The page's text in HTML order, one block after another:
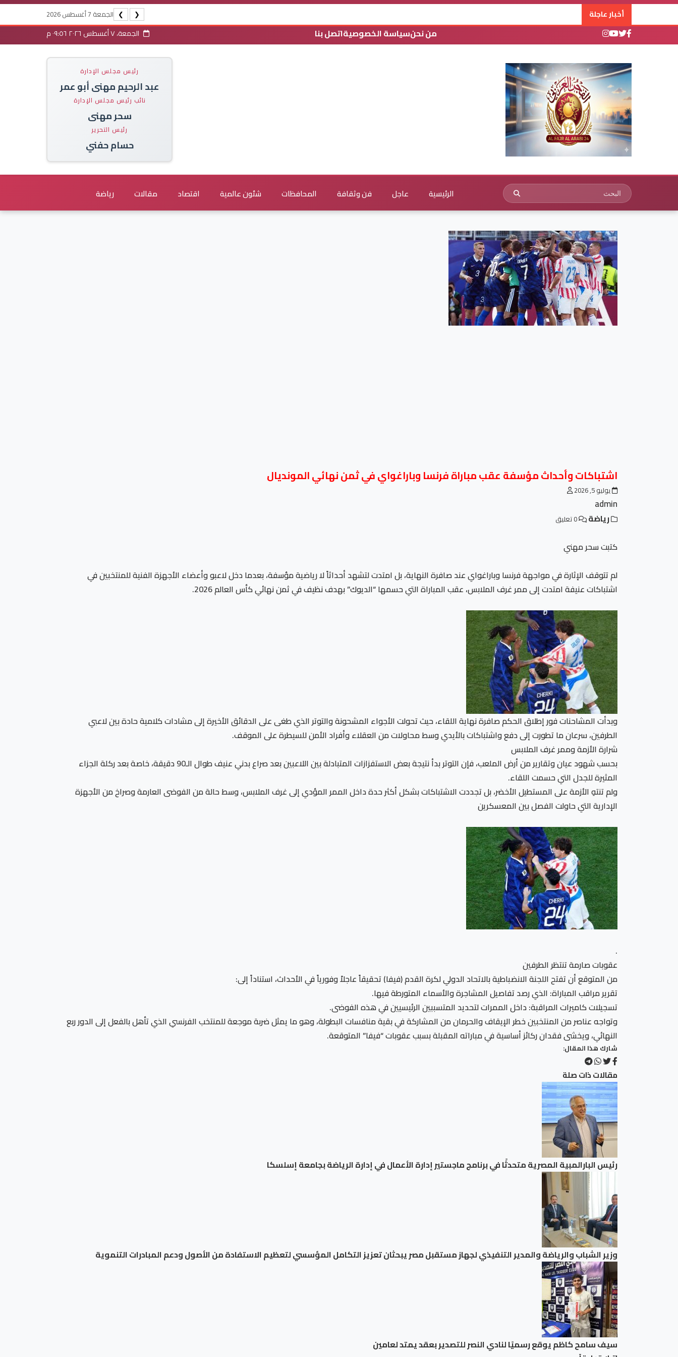
أخبار عاجلة ❮
❯ الجمعة 7 أغسطس 2026
من نحنسياسة الخصوصيةاتصل بنا الجمعة، ٧ أغسطس ٢٠٢٦ ٠٩:٥٦ م
رئيس مجلس الإدارة
عبد الرحيم مهنى أبو عمر
نائب رئيس مجلس الإدارة
سحر مهنى
رئيس التحرير
حسام حفني
الرئيسية عاجل فن وثقافة المحافظات شئون عالمية اقتصاد مقالات رياضة
اشتباكات وأحداث مؤسفة عقب مباراة فرنسا وباراغواي في ثمن نهائي المونديال
يوليو 5, 2026
admin
رياضة
كتبت سحر مهني
لم تتوقف الإثارة في مواجهة فرنسا وباراغواي عند صافرة النهاية، بل امتدت لتشهد أحداثاً لا رياضية مؤسفة، بعدما دخل لاعبو وأعضاء الأجهزة الفنية للمنتخبين في
اشتباكات عنيفة امتدت إلى ممر غرف الملابس، عقب المباراة التي حسمها “الديوك” بهدف نظيف في ثمن نهائي كأس العالم 2026.
وبدأت المشاحنات فور إطلاق الحكم صافرة نهاية اللقاء، حيث تحولت الأجواء المشحونة والتوتر الذي طغى على الدقائق الأخيرة إلى مشادات كلامية حادة بين لاعبي
الطرفين، سرعان ما تطورت إلى دفع واشتباكات بالأيدي وسط محاولات من العقلاء وأفراد الأمن للسيطرة على الموقف.
شرارة الأزمة وممر غرف الملابس
بحسب شهود عيان وتقارير من أرض الملعب، فإن التوتر بدأ نتيجة بعض الاستفزازات المتبادلة بين اللاعبين بعد صراع بدني عنيف طوال الـ90 دقيقة، خاصة بعد ركلة الجزاء
المثيرة للجدل التي حسمت اللقاء.
ولم تنتهِ الأزمة على المستطيل الأخضر، بل تجددت الاشتباكات بشكل أكثر حدة داخل الممر المؤدي إلى غرف الملابس، وسط حالة من الفوضى العارمة وصراخ من الأجهزة
الإدارية التي حاولت الفصل بين المعسكرين
.
عقوبات صارمة تنتظر الطرفين
من المتوقع أن تفتح اللجنة الانضباطية بالاتحاد الدولي لكرة القدم (فيفا) تحقيقاً عاجلاً وفورياً في الأحداث، استناداً إلى:
تقرير مراقب المباراة: الذي رصد تفاصيل المشاجرة والأسماء المتورطة فيها.
تسجيلات كاميرات المراقبة: داخل الممرات لتحديد المتسببين الرئيسيين في هذه الفوضى.
وتواجه عناصر من المنتخبين خطر الإيقاف والحرمان من المشاركة في بقية منافسات البطولة، وهو ما يمثل ضربة موجعة للمنتخب الفرنسي الذي تأهل بالفعل إلى الدور ربع
النهائي، ويخشى فقدان ركائز أساسية في مباراته المقبلة بسبب عقوبات “فيفا” المتوقعة.
شارك هذا المقال:
مقالات ذات صلة
رئيس البارالمبية المصرية متحدثًا في برنامج ماجستير إدارة الأعمال في إدارة الرياضة بجامعة إسلسكا
وزير الشباب والرياضة والمدير التنفيذي لجهاز مستقبل مصر يبحثان تعزيز التكامل المؤسسي لتعظيم الاستفادة من الأصول ودعم المبادرات التنموية
سيف سامح كاظم يوقع رسميًا لنادي النصر للتصدير بعقد يمتد لعامين